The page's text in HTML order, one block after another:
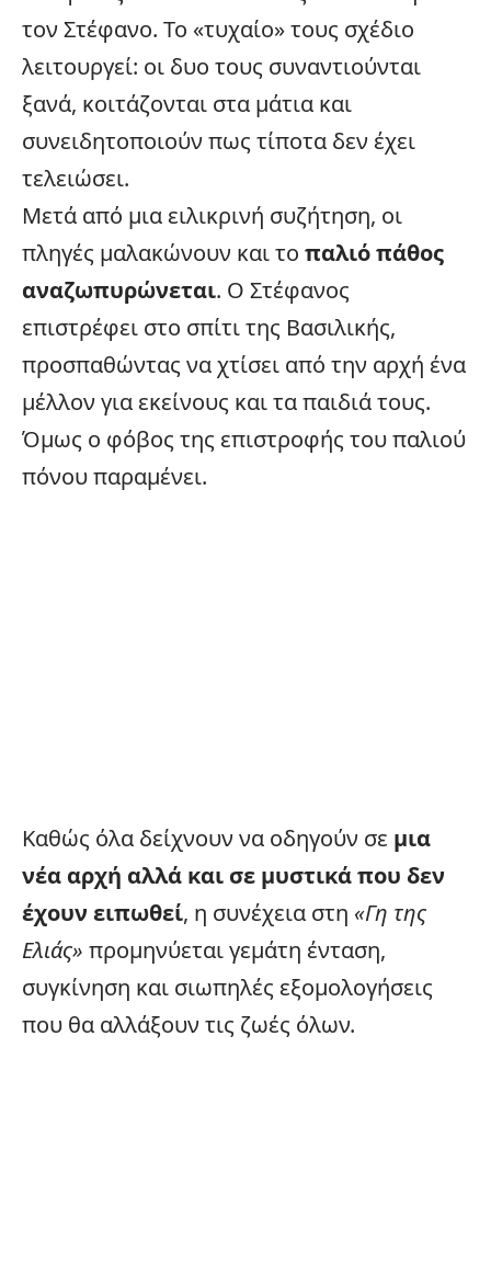
τον Στέφανο. Το «τυχαίο» τους σχέδιο
λειτουργεί: οι δυο τους συναντιούνται
ξανά, κοιτάζονται στα μάτια και
συνειδητοποιούν πως τίποτα δεν έχει
τελειώσει.
Μετά από μια ειλικρινή συζήτηση, οι
πληγές μαλακώνουν και το παλιό πάθος
αναζωπυρώνεται. Ο Στέφανος
επιστρέφει στο σπίτι της Βασιλικής,
προσπαθώντας να χτίσει από την αρχή ένα
μέλλον για εκείνους και τα παιδιά τους.
Όμως ο φόβος της επιστροφής του παλιού
πόνου παραμένει.
Καθώς όλα δείχνουν να οδηγούν σε μια
νέα αρχή αλλά και σε μυστικά που δεν
έχουν ειπωθεί, η συνέχεια στη «Γη της
Ελιάς» προμηνύεται γεμάτη ένταση,
συγκίνηση και σιωπηλές εξομολογήσεις
που θα αλλάξουν τις ζωές όλων.